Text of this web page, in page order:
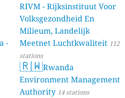
-
RIVM - Rijksinstituut Voor
Volksgezondheid En
Milieum, Landelijk
Meetnet Luchtkwaliteit 112
stations
🇷🇼Rwanda
Environment Management
Authority 14 stations